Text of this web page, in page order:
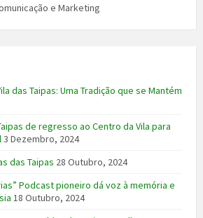
e Marketing
das Taipas: Uma Tradição que se Mantém
de regresso ao Centro da Vila para
3 Dezembro, 2024
das Taipas 28 Outubro, 2024
Podcast pioneiro dá voz à memória e
18 Outubro, 2024